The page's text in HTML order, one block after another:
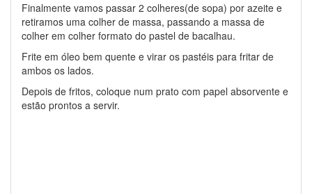
Finalmente vamos passar 2 colheres(de sopa) por azeite e
retiramos uma colher de massa, passando a massa de
colher em colher formato do pastel de bacalhau.
Frite em óleo bem quente e virar os pastéis para fritar de
ambos os lados.
Depois de fritos, coloque num prato com papel absorvente e
estão prontos a servir.